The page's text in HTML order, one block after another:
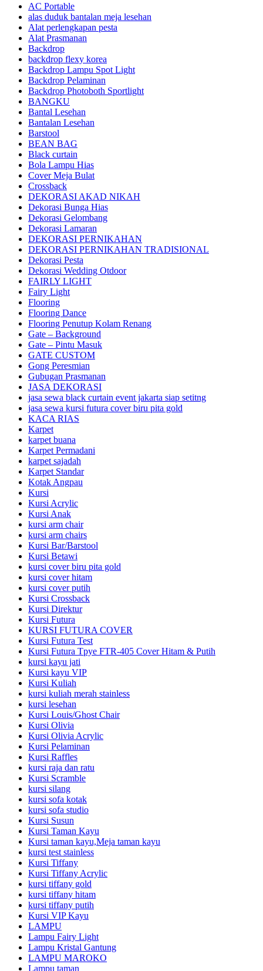
AC Portable
alas duduk bantalan meja lesehan
Alat perlengkapan pesta
Alat Prasmanan
Backdrop
backdrop flexy korea
Backdrop Lampu Spot Light
Backdrop Pelaminan
Backdrop Photoboth Sportlight
BANGKU
Bantal Lesehan
Bantalan Lesehan
Barstool
BEAN BAG
Black curtain
Bola Lampu Hias
Cover Meja Bulat
Crossback
DEKORASI AKAD NIKAH
Dekorasi Bunga Hias
Dekorasi Gelombang
Dekorasi Lamaran
DEKORASI PERNIKAHAN
DEKORASI PERNIKAHAN TRADISIONAL
Dekorasi Pesta
Dekorasi Wedding Otdoor
FAIRLY LIGHT
Fairy Light
Flooring
Flooring Dance
Flooring Penutup Kolam Renang
Gate – Background
Gate – Pintu Masuk
GATE CUSTOM
Gong Peresmian
Gubugan Prasmanan
JASA DEKORASI
jasa sewa black curtain event jakarta siap setitng
jasa sewa kursi futura cover biru pita gold
KACA RIAS
Karpet
karpet buana
Karpet Permadani
karpet sajadah
Karpet Standar
Kotak Angpau
Kursi
Kursi Acrylic
Kursi Anak
kursi arm chair
kursi arm chairs
Kursi Bar/Barstool
Kursi Betawi
kursi cover biru pita gold
kursi cover hitam
kursi cover putih
Kursi Crossback
Kursi Direktur
Kursi Futura
KURSI FUTURA COVER
Kursi Futura Test
Kursi Futura Tpye FTR-405 Cover Hitam & Putih
kursi kayu jati
Kursi kayu VIP
Kursi Kuliah
kursi kuliah merah stainless
kursi lesehan
Kursi Louis/Ghost Chair
Kursi Olivia
Kursi Olivia Acrylic
Kursi Pelaminan
Kursi Raffles
kursi raja dan ratu
Kursi Scramble
kursi silang
kursi sofa kotak
kursi sofa studio
Kursi Susun
Kursi Taman Kayu
Kursi taman kayu,Meja taman kayu
kursi test stainless
Kursi Tiffany
Kursi Tiffany Acrylic
kursi tiffany gold
kursi tiffany hitam
kursi tiffany putih
Kursi VIP Kayu
LAMPU
Lampu Fairy Light
Lampu Kristal Gantung
LAMPU MAROKO
Lampu taman